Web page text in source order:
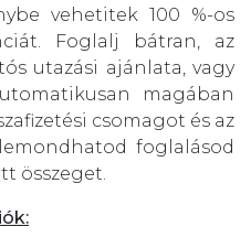
vehetitek 100 %-os
Foglalj bátran, az
utazási ajánlata, vagy
magában
csomagot és az
foglalásod
összeget.